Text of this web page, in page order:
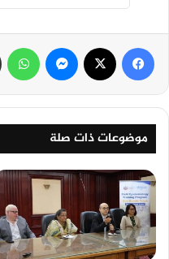
فيسبوك ماسنجر
موضوعات ذات صلة